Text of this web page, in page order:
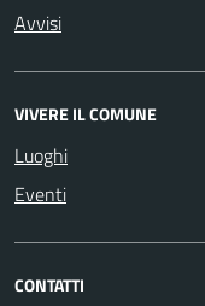
Avvisi
VIVERE IL COMUNE
Luoghi
Eventi
CONTATTI